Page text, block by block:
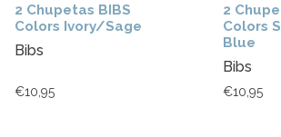
2 Chupetas BIBS
Colors Ivory/Sage
Bibs
€10,95
2
Colors
Blue
Bibs
€10,95